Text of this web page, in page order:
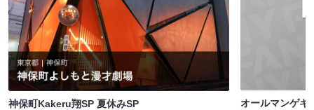
神保町Kakeru翔SP 夏休みSP
オールマンゲキ